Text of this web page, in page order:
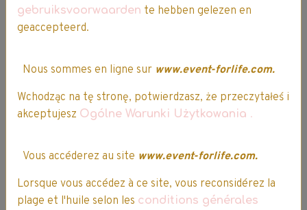
Ma maison
Créativ' Super
Mario -
Nickelodeon
Indisponible
Détails
Ma maison
Patrouille -
Nickelodeon
Indisponible
Détails
gebruiksvoorwaarden te hebben gelezen en
geaccepteerd.
Nous sommes en ligne sur www.event-forlife.com.
Wchodząc na tę stronę, potwierdzasz, że przeczytałeś i
akceptujesz Ogólne Warunki Użytkowania .
Vous accéderez au site www.event-forlife.com.
Lorsque vous accédez à ce site, vous reconsidérez la
plage et l'huile selon les conditions générales